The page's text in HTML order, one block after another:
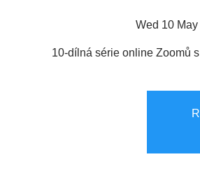
Wed 10 May
10-dílná série online Zoomů